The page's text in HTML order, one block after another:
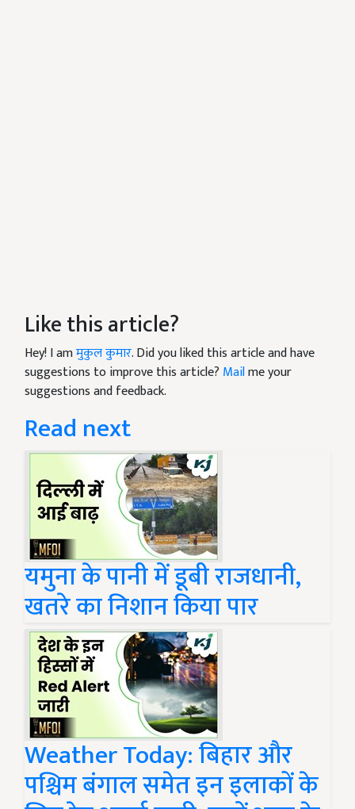
Like this article?
Hey! I amमुकुल कुमार. Did you liked this article and have
suggestions to improve this article? Mailme your
suggestions and feedback.
Read next
यमुना के पानी में डूबी राजधानी,
खतरे का निशान किया पार
Weather Today: बिहार और
पश्चिम बंगाल समेत इन इलाकों के